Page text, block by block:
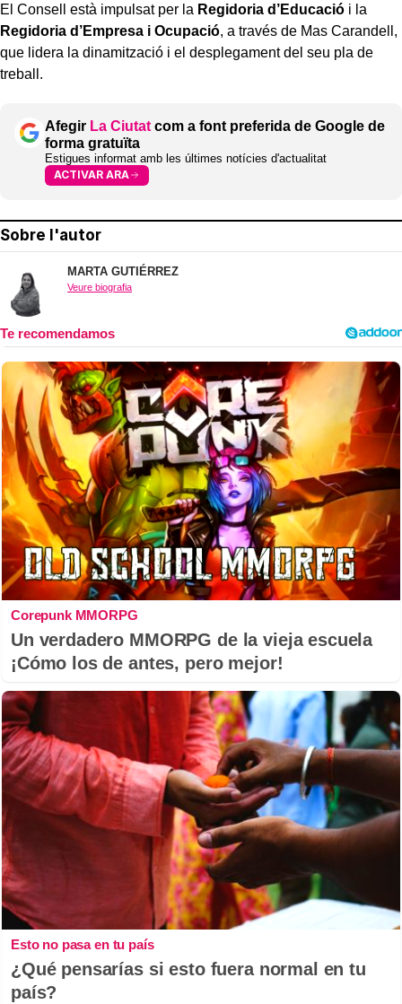
El Consell està impulsat per la Regidoria d’Educació i la
Regidoria d’Empresa i Ocupació, a través de Mas Carandell,
que lidera la dinamització i el desplegament del seu pla de
treball.
Afegir La Ciutat com a font preferida de Google de
forma gratuïta
Estigues informat amb les últimes notícies d'actualitat
ACTIVAR ARA
Sobre l'autor
MARTA GUTIÉRREZ
Veure biografia
Corepunk MMORPG
Un verdadero MMORPG de la vieja escuela
¡Cómo los de antes, pero mejor!
Esto no pasa en tu país
¿Qué pensarías si esto fuera normal en tu
país?